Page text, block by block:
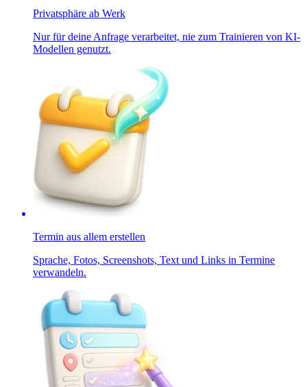
Privatsphäre ab Werk
Nur für deine Anfrage verarbeitet, nie zum Trainieren von KI-
Modellen genutzt.
Termin aus allem erstellen
Sprache, Fotos, Screenshots, Text und Links in Termine
verwandeln.